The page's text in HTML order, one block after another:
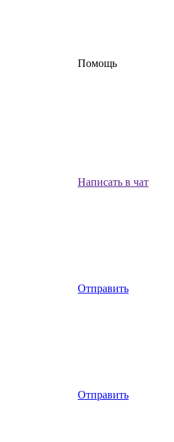
Помощь
Написать в чат
Отправить
Отправить